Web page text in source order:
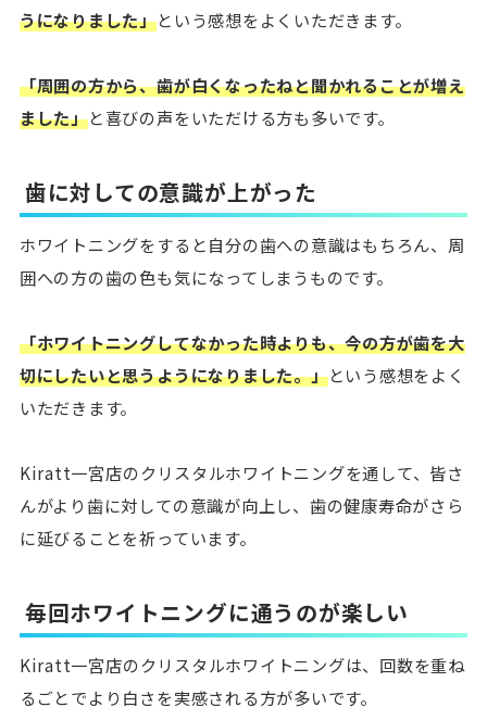
うになりました」という感想をよくいただきます。
「周囲の方から、歯が白くなったねと聞かれることが増え
ました」と喜びの声をいただける方も多いです。
歯に対しての意識が上がった
ホワイトニングをすると自分の歯への意識はもちろん、周
囲への方の歯の色も気になってしまうものです。
「ホワイトニングしてなかった時よりも、今の方が歯を大
切にしたいと思うようになりました。」という感想をよく
いただきます。
Kiratt一宮店のクリスタルホワイトニングを通して、皆さ
んがより歯に対しての意識が向上し、歯の健康寿命がさら
に延びることを祈っています。
毎回ホワイトニングに通うのが楽しい
Kiratt一宮店のクリスタルホワイトニングは、回数を重ね
るごとでより白さを実感される方が多いです。